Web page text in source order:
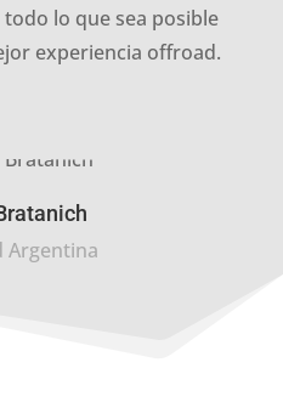
lo que sea posible
experiencia offroad.
Argentina